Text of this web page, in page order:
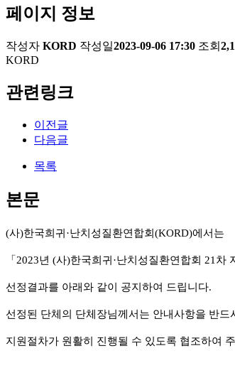
페이지 정보
작성자 KORD 작성일2023-09-06 17:30 조회
KORD
관련링크
이전글
다음글
목록
본문
(사)한국희귀 ·난치성질환연합회 (KORD)에서는
「 2023년 (사)한국희귀 ·난치성질환연합회 21 차
선정결과를 아래와 같이 공지하여 드립니다.
선정된 단체의 단체장님께서는 안내사항을 반드
지원절차가 원활히 진행될 수 있도록 협조하여